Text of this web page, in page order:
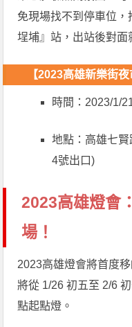
免現場找不到停車位
埕埔』站，出站後對面
【2023高雄新樂街夜
時間：2023/1/
地點：高雄七賢
4號出口)
2023高雄燈會
場！
2023高雄燈會將首度
將從 1/26 初五至 2/6
點起點燈。